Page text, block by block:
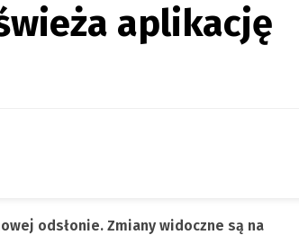
aplikację
odsłonie. Zmiany widoczne są na